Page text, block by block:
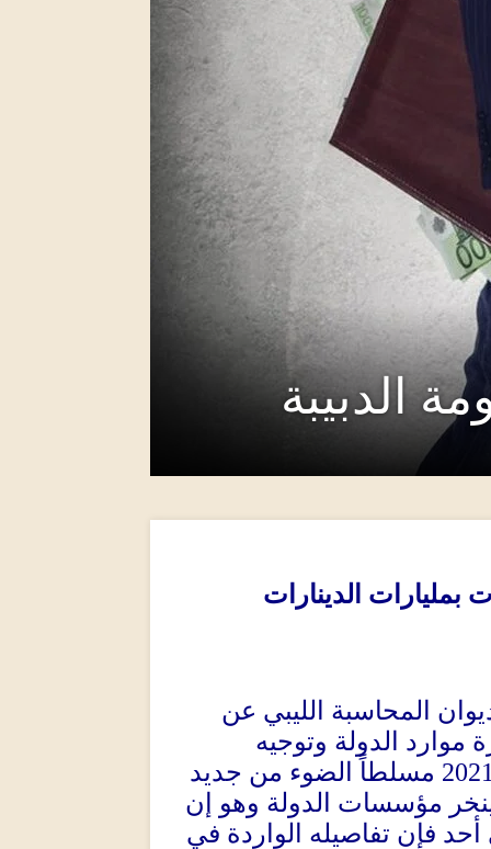
الدبيبة
الدينارات
المحاسبة الليبي عن
الدولة وتوجيه
2021 مسلطاً الضوء من جديد
مؤسسات الدولة وهو إن
فإن تفاصيله الواردة في